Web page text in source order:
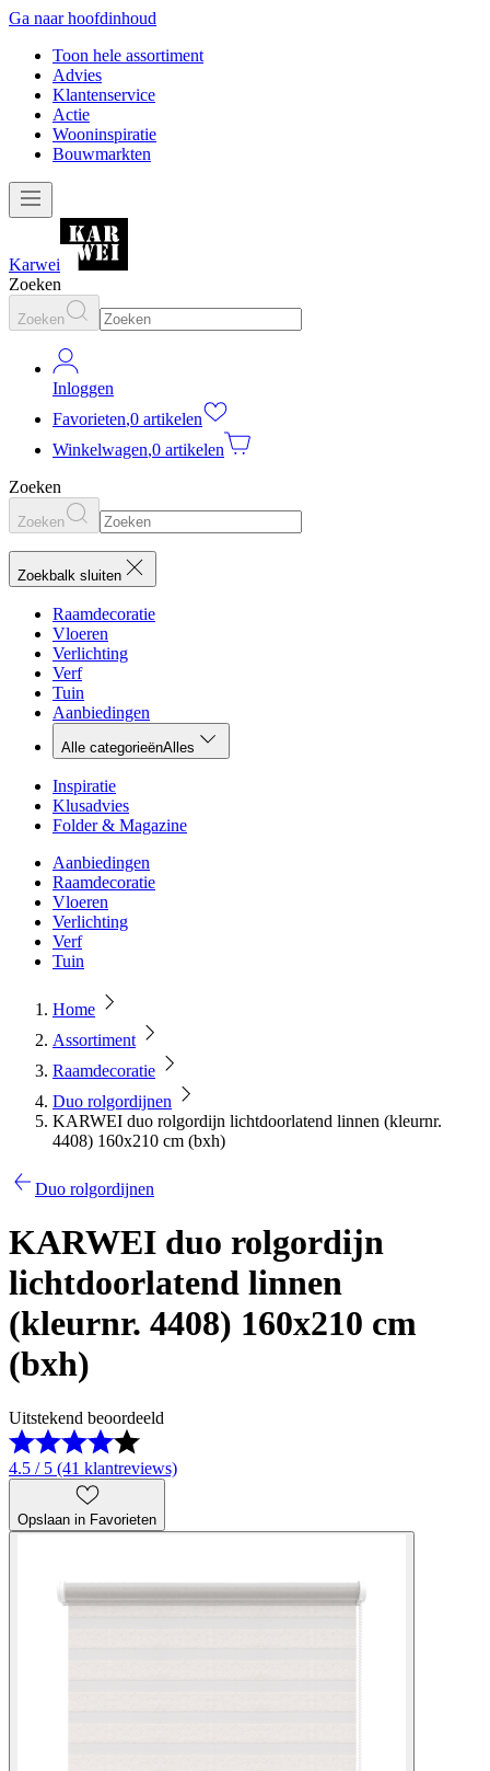
Ga naar hoofdinhoud
Toon hele assortiment
Advies
Klantenservice
Actie
Wooninspiratie
Bouwmarkten
Karwei
Zoeken
Zoeken
Inloggen
Favorieten,0 artikelen
Winkelwagen,0 artikelen
Zoeken
Zoeken
Zoekbalk sluiten
Raamdecoratie
Vloeren
Verlichting
Verf
Tuin
Aanbiedingen
Alle categorieënAlles
Inspiratie
Klusadvies
Folder & Magazine
Aanbiedingen
Raamdecoratie
Vloeren
Verlichting
Verf
Tuin
Home
Assortiment
Raamdecoratie
Duo rolgordijnen
KARWEI duo rolgordijn lichtdoorlatend linnen (kleurnr.
4408) 160x210 cm (bxh)
Duo rolgordijnen
KARWEI duo rolgordijn
lichtdoorlatend linnen
(kleurnr. 4408) 160x210 cm
(bxh)
Uitstekend beoordeeld
4.5 / 5 (41 klantreviews)
Opslaan in Favorieten